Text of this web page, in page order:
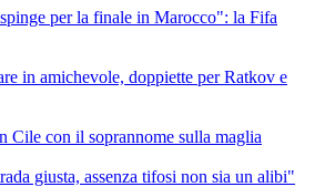
per la finale in Marocco": la Fifa
in amichevole, doppiette per Ratkov e
Cile con il soprannome sulla maglia
giusta, assenza tifosi non sia un alibi"